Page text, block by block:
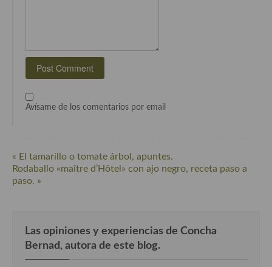
Cocina Sudafrinaca
Cocina Sefardí
Cocina callejera
Cocina fusión
Cocina Andaluza
Cocina Aragonesa
Avísame de los comentarios por email
« El tamarillo o tomate árbol, apuntes.
Rodaballo «maître d’Hôtel» con ajo negro, receta paso a
paso. »
Las opiniones y experiencias de Concha
Bernad, autora de este blog.